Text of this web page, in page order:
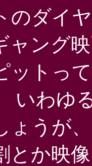
のダイ
ャング
ットっ
いわゆ
ょうが
とか映